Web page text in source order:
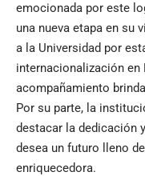
emocionada por este
una nueva etapa en su
a la Universidad por
internacionalización en
acompañamiento
Por su parte, la
destacar la dedicación
desea un futuro lleno
enriquecedora.